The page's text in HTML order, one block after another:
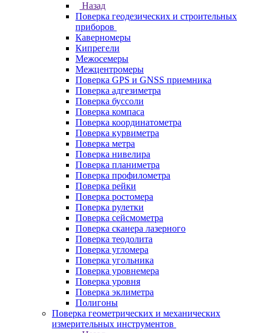
Назад
Поверка геодезических и строительных
приборов
Каверномеры
Кипрегели
Межосемеры
Межцентромеры
Поверка GPS и GNSS приемника
Поверка адгезиметра
Поверка буссоли
Поверка компаса
Поверка координатометра
Поверка курвиметра
Поверка метра
Поверка нивелира
Поверка планиметра
Поверка профилометра
Поверка рейки
Поверка ростомера
Поверка рулетки
Поверка сейсмометра
Поверка сканера лазерного
Поверка теодолита
Поверка угломера
Поверка угольника
Поверка уровнемера
Поверка уровня
Поверка эклиметра
Полигоны
Поверка геометрических и механических
измерительных инструментов